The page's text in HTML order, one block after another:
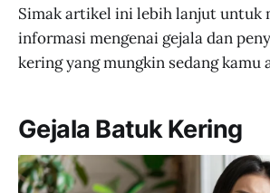
Simak artikel ini lebih lanjut untuk
informasi mengenai gejala dan
kering yang mungkin sedang kamu
Gejala Batuk Kering